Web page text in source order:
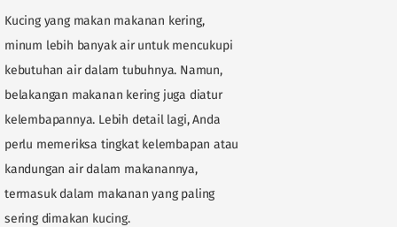
Kucing yang makan makanan kering,
minum lebih banyak air untuk mencukupi
kebutuhan air dalam tubuhnya. Namun,
belakangan makanan kering juga diatur
kelembapannya. Lebih detail lagi, Anda
perlu memeriksa tingkat kelembapan atau
kandungan air dalam makanannya,
termasuk dalam makanan yang paling
sering dimakan kucing.